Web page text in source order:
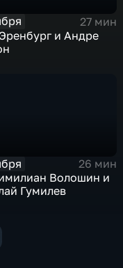
27 мин
и Андре
26 мин
Волошин и
Гумилев